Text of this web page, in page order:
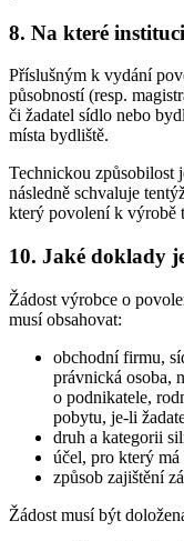
8. Na které
Příslušným k vydání
působností (resp.
či žadatel sídlo nebo
místa bydliště.
Technickou způsobilost
následně schvaluje
který povolení k výrobě
10. Jaké doklady
Žádost výrobce o
musí obsahovat:
obchodní firmu,
právnická osoba,
o podnikatele,
pobytu, je-li
druh a kategorii
účel, pro který
způsob zajištění
Žádost musí být